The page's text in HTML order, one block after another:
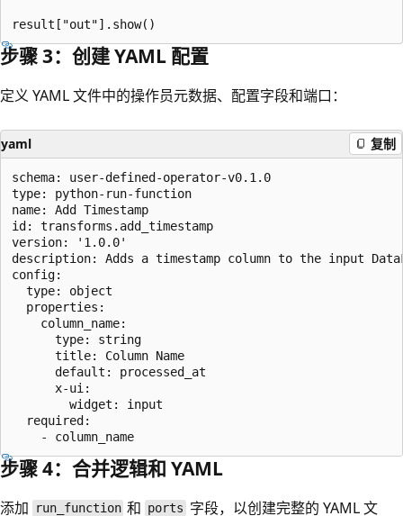
步骤 3：创建 YAML 配置
定义 YAML 文件中的操作员元数据、配置字段和端口：
yaml 复制
schema: user-defined-operator-v0.1.0
type: python-run-function
name: Add Timestamp
id: transforms.add_timestamp
version: '1.0.0'
description: Adds a timestamp column to the input
config:
  type: object
  properties:
    column_name:
      type: string
      title: Column Name
      default: processed_at
      x-ui:
        widget: input
  required:
步骤 4：合并逻辑和 YAML
添加 run_function 和 ports 字段，以创建完整的 YAML 文